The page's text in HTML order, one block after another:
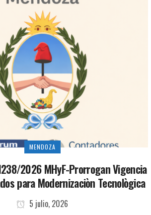
MENDOZA
2026 MHyF-Prorrogan Vigencia
para Modernizaciòn Tecnològica
5 julio, 2026